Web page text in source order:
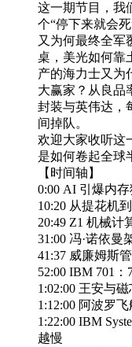
这一期节目，我
个“停下来就会
又为何最终全军
桌，美光如何靠
产的海力士又为
大赢家？从良品
封装与英伟达，
间掉队。
欢迎大家收听这
是如何卷起全球
【时间轴】
0:00 AI 引爆内
10:20 从提花机
20:49 Z1 机械计
31:00 冯·诺依曼
41:37 威廉姆斯
52:00 IBM 701
1:02:00 王安与
1:12:00 阿波罗
1:22:00 IBM
越慢